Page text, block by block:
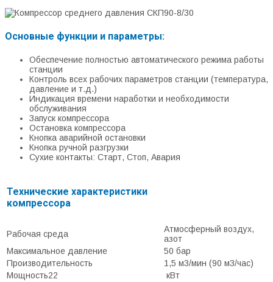
Основные функции и параметры:
Обеспечение полностью автоматического режима работы
станции
Контроль всех рабочих параметров станции (температура,
давление и т.д.)
Индикация времени наработки и необходимости
обслуживания
Запуск компрессора
Остановка компрессора
Кнопка аварийной остановки
Кнопка ручной разгрузки
Сухие контакты: Старт, Стоп, Авария
Технические характеристики
компрессора
Рабочая среда
Атмосферный воздух,
азот
Максимальное давление
50 бар
Производительность
1,5 м3/мин (90 м3/час)
Мощность22
кВт